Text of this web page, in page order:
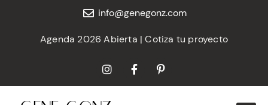
info@genegonz.com
Agenda 2026 Abierta | Cotiza tu proyecto